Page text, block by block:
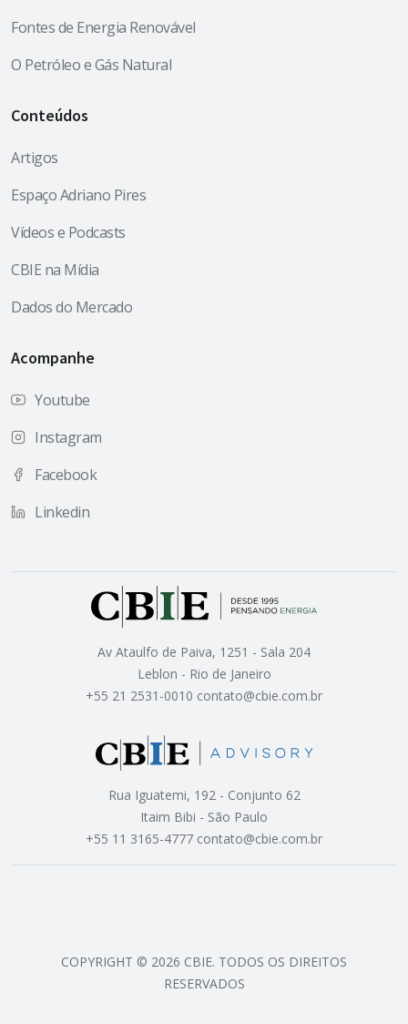
Fontes de Energia Renovável
O Petróleo e Gás Natural
Conteúdos
Artigos
Espaço Adriano Pires
Vídeos e Podcasts
CBIE na Mídia
Dados do Mercado
Acompanhe
Youtube
Instagram
Facebook
Linkedin
Av Ataulfo de Paiva, 1251 - Sala 204
Leblon - Rio de Janeiro
+55 21 2531-0010 contato@cbie.com.br
Rua Iguatemi, 192 - Conjunto 62
Itaim Bibi - São Paulo
+55 11 3165-4777 contato@cbie.com.br
COPYRIGHT © 2026 CBIE. TODOS OS DIREITOS
RESERVADOS